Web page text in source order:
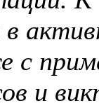
в
с
и